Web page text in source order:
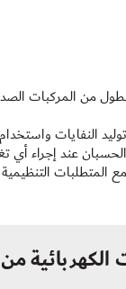
من المركبات
النفايات
عند إجراء أي
المتطلبات التنظيمية